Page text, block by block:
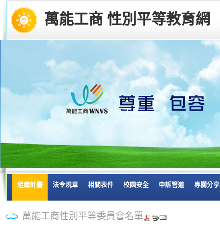
萬能工商 性別平等教育網
組織計畫 法令規章 相關表件 校園安全 申訴管道 專欄分享
萬能工商性別平等委員會名單